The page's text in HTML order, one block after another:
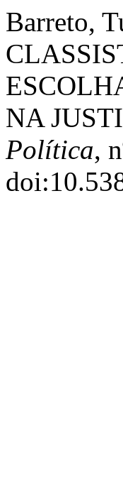
Barreto,
NA
Política,